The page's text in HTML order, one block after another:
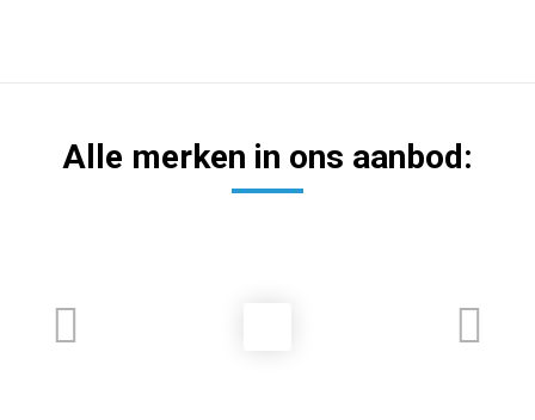
Alle merken in ons aanbod: